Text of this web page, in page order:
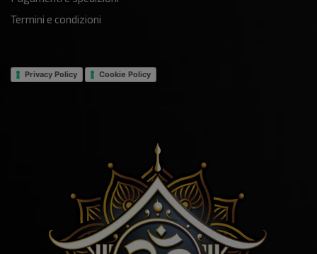
Termini e condizioni
Privacy Policy Cookie Policy